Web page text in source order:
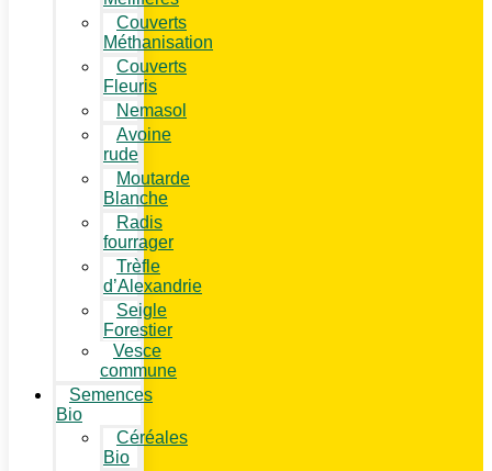
Couverts
Méthanisation
Couverts
Fleuris
Nemasol
Avoine
rude
Moutarde
Blanche
Radis
fourrager
Trèfle
d’Alexandrie
Seigle
Forestier
Vesce
commune
Semences
Bio
Céréales
Bio